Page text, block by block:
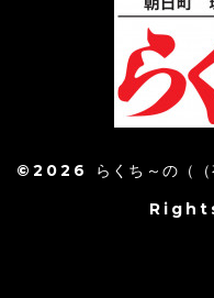
©2026 らくち～の（